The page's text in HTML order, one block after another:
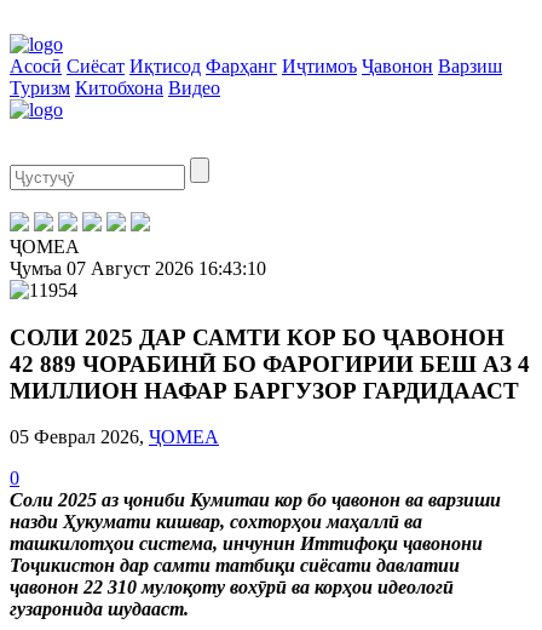
Асосӣ Сиёсат Иқтисод Фарҳанг Иҷтимоъ Ҷавонон Варзиш
Туризм Китобхона Видео
ҶОМЕА
Ҷумъа 07 Август 2026 16:43:11
СОЛИ 2025 ДАР САМТИ КОР БО ҶАВОНОН
42 889 ЧОРАБИНӢ БО ФАРОГИРИИ БЕШ АЗ 4
МИЛЛИОН НАФАР БАРГУЗОР ГАРДИДААСТ
05 Феврал 2026, ҶОМЕА
0
Соли 2025 аз ҷониби Кумитаи кор бо ҷавонон ва варзиши
назди Ҳукумати кишвар, сохторҳои маҳаллӣ ва
ташкилотҳои система, инчунин Иттифоқи ҷавонони
Тоҷикистон дар самти татбиқи сиёсати давлатии
ҷавонон 22 310 мулоқоту вохӯрӣ ва корҳои идеологӣ
гузаронида шудааст.